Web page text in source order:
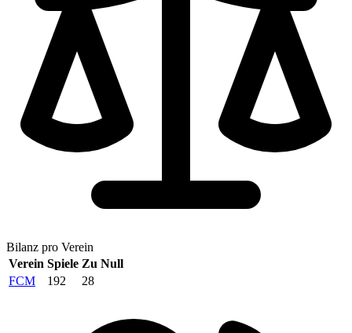
Bilanz pro Verein
Verein Spiele Zu Null
FCM
192 28